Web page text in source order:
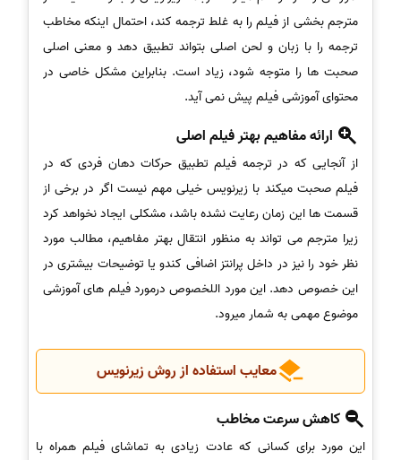
مترجم بخشی از فیلم را به غلط ترجمه کند، احتمال اینکه مخاطب
ترجمه را با زبان و لحن اصلی بتواند تطبیق دهد و معنی اصلی
صحبت ها را متوجه شود، زیاد است. بنابراین مشکل خاصی در
محتوای آموزشی فیلم پیش نمی آید.
ارائه مفاهیم بهتر فیلم اصلی
از آنجایی که در ترجمه فیلم تطبیق حرکات دهان فردی که در
فیلم صحبت میکند با زیرنویس خیلی مهم نیست اگر در برخی از
قسمت ها این زمان رعایت نشده باشد، مشکلی ایجاد نخواهد کرد
زیرا مترجم می تواند به منظور انتقال بهتر مفاهیم، مطالب مورد
نظر خود را نیز در داخل پرانتز اضافی کندو یا توضیحات بیشتری در
این خصوص دهد. این مورد اللخصوص درمورد فیلم های آموزشی
موضوع مهمی به شمار میرود.
معایب استفاده از روش زیرنویس
کاهش سرعت مخاطب
این مورد برای کسانی که عادت زیادی به تماشای فیلم همراه با